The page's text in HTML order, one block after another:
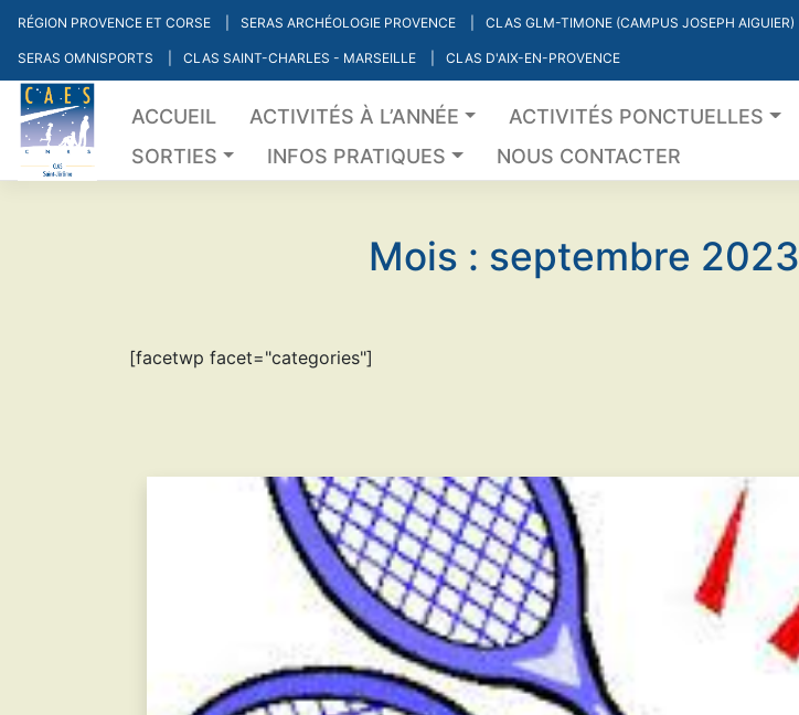
Skip
content
RÉGION PROVENCE ET CORSE SERAS ARCHÉOLOGIE PROVENCE CLAS GLM-TIMONE (CAMPUS JOSEPH AIGUIER)
SERAS OMNISPORTS CLAS SAINT-CHARLES - MARSEILLE CLAS D'AIX-EN-PROVENCE
ACCUEIL ACTIVITÉS À L’ANNÉE ACTIVITÉS PONCTUELLES
SORTIES
INFOS PRATIQUES NOUS CONTACTER
Mois : septembre 2023
[facetwp facet="categories"]